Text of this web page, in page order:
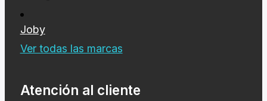
Joby
Ver todas las marcas
Atención al cliente